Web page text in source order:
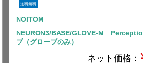
送料無料
NOITOM
NEURON3/BASE/GLOVE-M
ブ（グローブのみ）
ネット価格：